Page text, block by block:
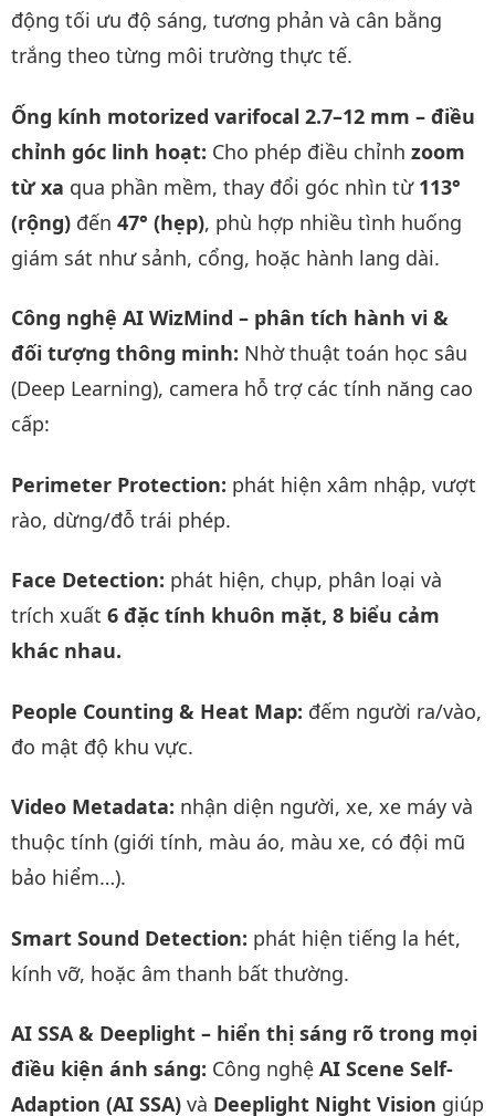
động tối ưu độ sáng, tương phản và cân bằng
trắng theo từng môi trường thực tế.
Ống kính motorized varifocal 2.7–12 mm – điều
chỉnh góc linh hoạt: Cho phép điều chỉnh zoom
từ xa qua phần mềm, thay đổi góc nhìn từ 113°
(rộng) đến 47° (hẹp), phù hợp nhiều tình huống
giám sát như sảnh, cổng, hoặc hành lang dài.
Công nghệ AI WizMind – phân tích hành vi &
đối tượng thông minh: Nhờ thuật toán học sâu
(Deep Learning), camera hỗ trợ các tính năng cao
cấp:
Perimeter Protection: phát hiện xâm nhập, vượt
rào, dừng/đỗ trái phép.
Face Detection: phát hiện, chụp, phân loại và
trích xuất 6 đặc tính khuôn mặt, 8 biểu cảm
khác nhau.
People Counting & Heat Map: đếm người ra/vào,
đo mật độ khu vực.
Video Metadata: nhận diện người, xe, xe máy và
thuộc tính (giới tính, màu áo, màu xe, có đội mũ
bảo hiểm…).
Smart Sound Detection: phát hiện tiếng la hét,
kính vỡ, hoặc âm thanh bất thường.
AI SSA & Deeplight – hiển thị sáng rõ trong mọi
điều kiện ánh sáng: Công nghệ AI Scene Self-
Adaption (AI SSA) và Deeplight Night Vision giúp